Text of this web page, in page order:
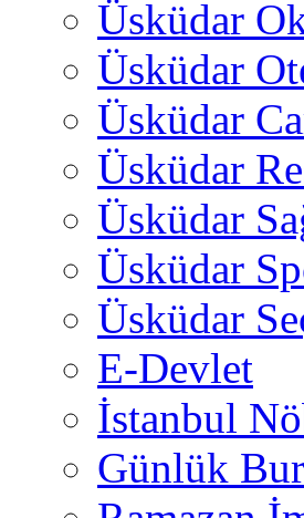
Üsküdar
Üsküdar
Üsküdar
Üsküdar
Üsküdar
Üsküdar
Üsküdar
E-Devlet
İstanbul
Günlük